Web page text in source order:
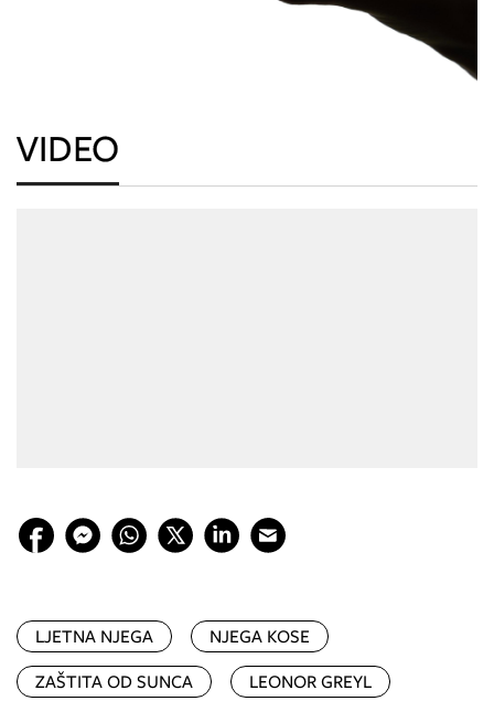
VIDEO
LJETNA NJEGA
NJEGA KOSE
ZAŠTITA OD SUNCA
LEONOR GREYL